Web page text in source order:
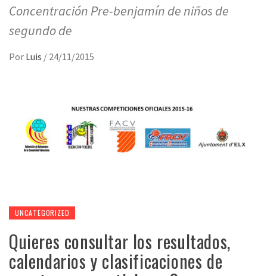
Concentración Pre-benjamín de niños de
segundo de
Por Luis / 24/11/2015
UNCATEGORIZED
Quieres consultar los resultados,
calendarios y clasificaciones de